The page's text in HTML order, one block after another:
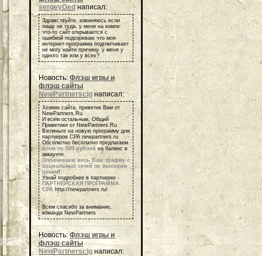
sergeyGed написал:
Здравствуйте, извиняюсь если
пишу не туда, у меня на компе
что-то сайт открывается с
ошибкой подозреваю что моя
интернет-программа подглючивает
не могу найти причину, у меня у
одного так или у всех?
Новость: Флэш игры и
флэш сайты
NewPartnerscig написал:
Хозяин сайта, приветик Вам от
NewPartners.Ru
И всем остальным, Общий
Приветики от NewPartners.Ru
Взгляньте на новую программу для
партнеров СРА newpartners.ru
Обсолютно бесплатно предлагаем
всем по 500 рублей на баланс в
аккаунте.
Оплачиваем весь Ваш трафик с
социальных сетей по высоким
ценам!
Узнай подробнее в партнерке -
ПАРТНЕРСКАЯ ПРОГРАММА
СРА http://newpartners.ru/
Всем спасибо за внимание,
команда NewPartners
Новость:Флэш игры и
флэш сайты
NewPartnerscigнаписал: